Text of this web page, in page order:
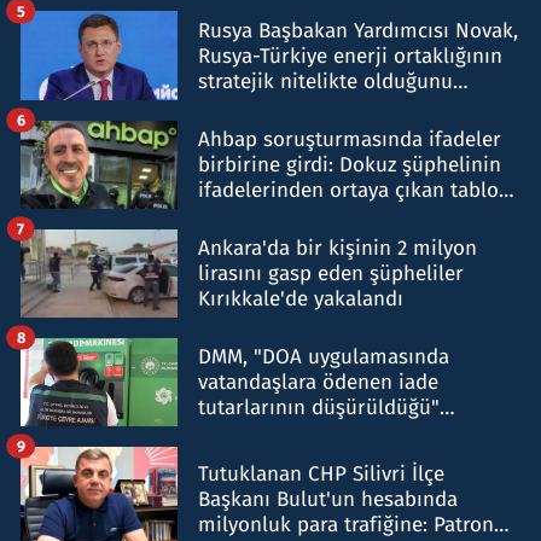
Rusya Başbakan Yardımcısı Novak,
Rusya-Türkiye enerji ortaklığının
stratejik nitelikte olduğunu
5
Ahbap soruşturmasında ifadeler
birbirine girdi: Dokuz şüphelinin
ifadelerinden ortaya çıkan tablo
6
Ankara'da bir kişinin 2 milyon
lirasını gasp eden şüpheliler
Kırıkkale'de yakalandı
7
DMM, "DOA uygulamasında
vatandaşlara ödenen iade
tutarlarının düşürüldüğü"
8
Tutuklanan CHP Silivri İlçe
Başkanı Bulut'un hesabında
milyonluk para trafiğine: Patron
9